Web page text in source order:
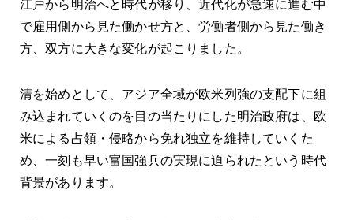
江戸から明治へと時代が移り、近代化が急速に進む中
で雇用側から見た働かせ方と、労働者側から見た働き
方、双方に大きな変化が起こりました。
清を始めとして、アジア全域が欧米列強の支配下に組
み込まれていくのを目の当たりにした明治政府は、欧
米による占領・侵略から免れ独立を維持していくた
め、一刻も早い富国強兵の実現に迫られたという時代
背景があります。